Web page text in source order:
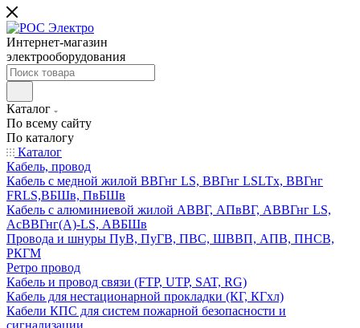
Интернет-магазин
электрооборудования
Каталог
По всему сайту
По каталогу
Каталог
Кабель, провод
Кабель с медной жилой ВВГнг LS, ВВГнг LSLTx, ВВГнг
FRLS,ВБШв, ПвБШв
Кабель с алюминиевой жилой АВВГ, АПвВГ, АВВГнг LS,
АсВВГнг(А)-LS, АВБШв
Провода и шнуры ПуВ, ПуГВ, ПВС, ШВВП, АПВ, ПНСВ,
РКГМ
Ретро провод
Кабель и провод связи (FTP, UTP, SAT, RG)
Кабель для нестационарной прокладки (КГ, КГхл)
Кабели КПС для систем пожарной безопасности и
сигнализации